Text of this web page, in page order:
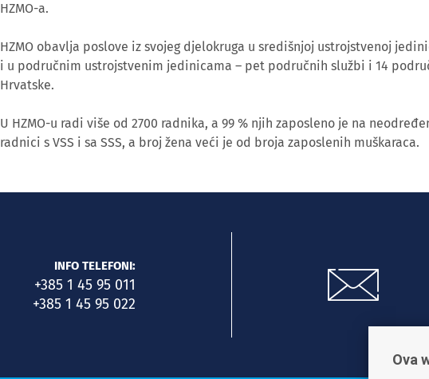
HZMO-a.
HZMO obavlja poslove iz svojeg djelokruga u središnjoj ustrojstvenoj
i u područnim ustrojstvenim jedinicama – pet područnih službi i 14
Hrvatske.
U HZMO-u radi više od 2700 radnika, a 99 % njih zaposleno je na
radnici s VSS i sa SSS, a broj žena veći je od broja zaposlenih muškaraca.
INFO TELEFONI:
+385 1 45 95 011
+385 1 45 95 022
Ova